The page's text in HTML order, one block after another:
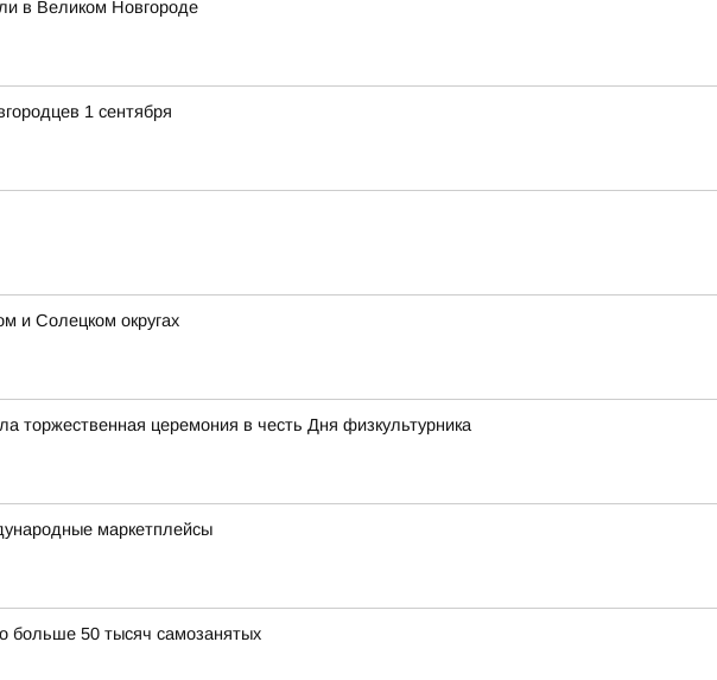
в Великом Новгороде
1 сентября
и Солецком округах
торжественная церемония в честь Дня физкультурника
маркетплейсы
больше 50 тысяч самозанятых